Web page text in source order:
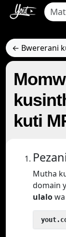
← Bwererani
kuti
Mutha
domain
ulalo